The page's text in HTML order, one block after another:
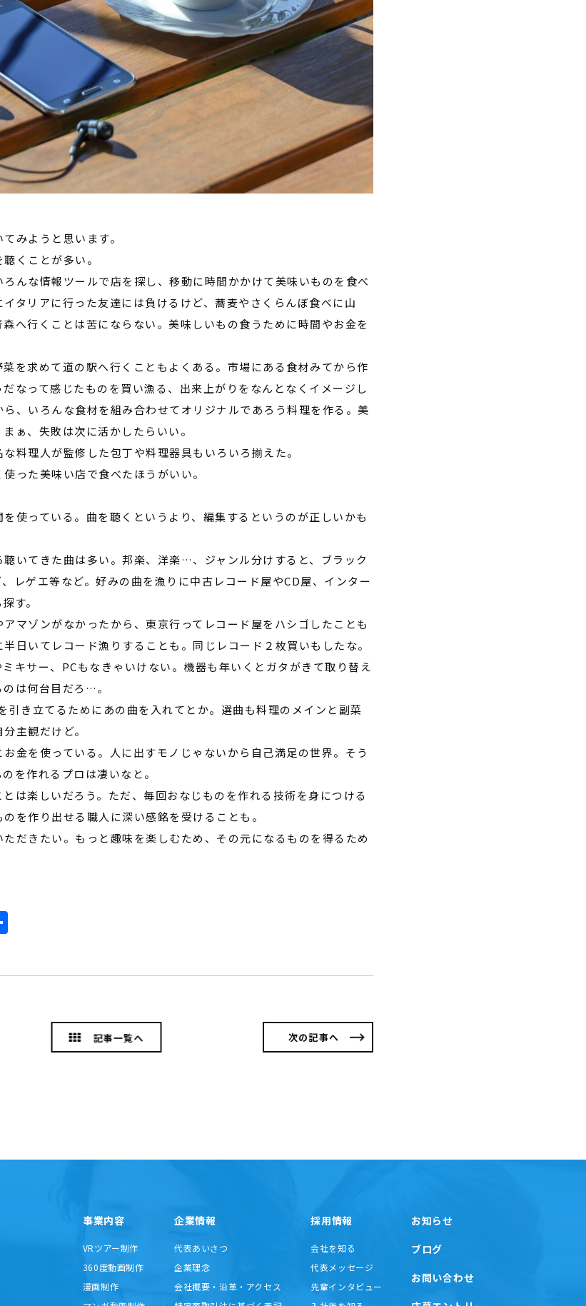
みようと思います。
くことが多い。
んな情報ツールで店を探し、移動に時間かかけて美味いものを食べ
タリアに行った友達には負けるけど、蕎麦やさくらんぼ食べに山
へ行くことは苦にならない。美味しいもの食うために時間やお金を
を求めて道の駅へ行くこともよくある。市場にある食材みてから作
なって感じたものを買い漁る、出来上がりをなんとなくイメージし
、いろんな食材を組み合わせてオリジナルであろう料理を作る。美
ぁ、失敗は次に活かしたらいい。
料理人が監修した包丁や料理器具もいろいろ揃えた。
った美味い店で食べたほうがいい。
使っている。曲を聴くというより、編集するというのが正しいかも
いてきた曲は多い。邦楽、洋楽…、ジャンル分けすると、ブラック
レゲエ等など。好みの曲を漁りに中古レコード屋やCD屋、インター
す。
マゾンがなかったから、東京行ってレコード屋をハシゴしたことも
日いてレコード漁りすることも。同じレコード２枚買いもしたな。
キサー、 PCもなきゃいけない。機器も年いくとガタがきて取り替え
は何台目だろ …。
引き立てるためにあの曲を入れてとか。選曲も料理のメインと副菜
主観だけど。
金を使っている。人に出すモノじゃないから自己満足の世界。そう
を作れるプロは凄いなと。
は楽しいだろう。ただ、毎回おなじものを作れる技術を身につける
を作り出せる職人に深い感銘を受けることも。
だきたい。もっと趣味を楽しむため、その元になるものを得るため
記事一覧へ 次の記事へ
事業内容
VRツアー制作
360度動画制作
漫画制作
企業情報
代表あいさつ
企業理念
会社概要・沿革・アクセス
採用情報
会社を知る
代表メッセージ
先輩インタビュー
お知らせ
ブログ
お問い合わせ